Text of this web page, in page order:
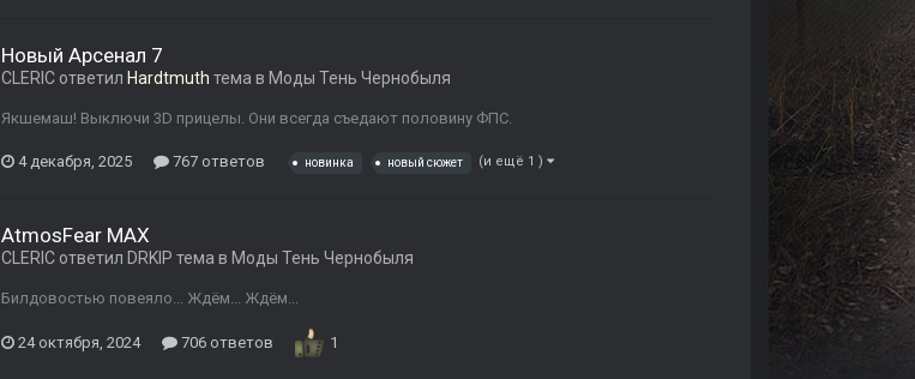
Новый Арсенал 7
CLERIC ответил Hardtmuth тема в Моды Тень Чернобыля
Якшемаш! Выключи 3D прицелы. Они всегда съедают половину ФПС.
4 декабря, 2025 767 ответов новинка новый сюжет (и ещё 1 )
AtmosFear MAX
CLERIC ответил DRKIP тема в Моды Тень Чернобыля
Билдовостью повеяло... Ждём... Ждём...
24 октября, 2024 706 ответов 1